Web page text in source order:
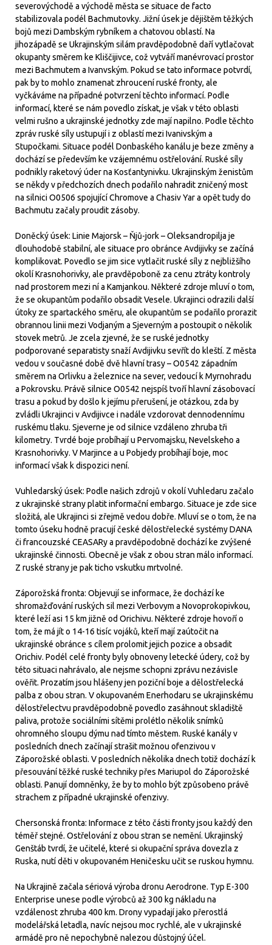
severovýchodě a východě města se situace de facto
stabilizovala podél Bachmutovky. Jižní úsek je dějištěm těžkých
bojů mezi Dambským rybníkem a chatovou oblastí. Na
jihozápadě se Ukrajinským silám pravděpodobně daří vytlačovat
okupanty směrem ke Kliščijivce, což vytváří manévrovací prostor
mezi Bachmutem a Ivanvským. Pokud se tato informace potvrdí,
pak by to mohlo znamenat zhroucení ruské fronty, ale
vyčkáváme na případné potvrzení těchto informací. Podle
informací, které se nám povedlo získat, je však v této oblasti
velmi rušno a ukrajinské jednotky zde mají napilno. Podle těchto
zpráv ruské síly ustupují i z oblastí mezi Ivanivským a
Stupočkami. Situace podél Donbaského kanálu je beze změny a
dochází se především ke vzájemnému ostřelování. Ruské síly
podnikly raketový úder na Kosťantynivku. Ukrajinským ženistům
se někdy v předchozích dnech podařilo nahradit zničený most
na silnici O0506 spojující Chromove a Chasiv Yar a opět tudy do
Bachmutu začaly proudit zásoby.
Doněcký úsek: Linie Majorsk – Ňjů-jork – Oleksandropilja je
dlouhodobě stabilní, ale situace pro obránce Avdijivky se začíná
komplikovat. Povedlo se jim sice vytlačit ruské síly z nejbližšího
okolí Krasnohorivky, ale pravděpoboně za cenu ztráty kontroly
nad prostorem mezi ní a Kamjankou. Některé zdroje mluví o tom,
že se okupantům podařilo obsadit Vesele. Ukrajinci odrazili další
útoky ze spartackého směru, ale okupantům se podařilo prorazit
obrannou linii mezi Vodjaným a Sjeverným a postoupit o několik
stovek metrů. Je zcela zjevné, že se ruské jednotky
podporované separatisty snaží Avdijivku sevřít do kleští. Z města
vedou v současné době dvě hlavní trasy – O0542 západním
směrem na Orlivku a železnice na sever, vedoucí k Myrnohradu
a Pokrovsku. Právě silnice O0542 nejspíš tvoří hlavní zásobovací
trasu a pokud by došlo k jejímu přerušení, je otázkou, zda by
zvládli Ukrajinci v Avdijivce i nadále vzdorovat dennodennímu
ruskému tlaku. Sjeverne je od silnice vzdáleno zhruba tři
kilometry. Tvrdé boje probíhají u Pervomajsku, Nevelskeho a
Krasnohorivky. V Marjince a u Pobjedy probíhají boje, moc
informací však k dispozici není.
Vuhledarský úsek: Podle našich zdrojů v okolí Vuhledaru začalo
z ukrajinské strany platit informační embargo. Situace je zde sice
složitá, ale Ukrajinci si zřejmě vedou dobře. Mluví se o tom, že na
tomto úseku hodně pracují české dělostřelecké systémy DANA
či francouzské CEASARy a pravděpodobně dochází ke zvýšené
ukrajinské činnosti. Obecně je však z obou stran málo informací.
Z ruské strany je pak ticho vskutku mrtvolné.
Záporožská fronta: Objevují se informace, že dochází ke
shromažďování ruských sil mezi Verbovym a Novoprokopivkou,
které leží asi 15 km jižně od Orichivu. Některé zdroje hovoří o
tom, že má jít o 14-16 tisíc vojáků, kteří mají zaútočit na
ukrajinské obránce s cílem prolomit jejich pozice a obsadit
Orichiv. Podél celé fronty byly obnoveny letecké údery, což by
této situaci nahrávalo, ale nejsme schopni zprávu nezávisle
ověřit. Prozatím jsou hlášeny jen poziční boje a dělostřelecká
palba z obou stran. V okupovaném Enerhodaru se ukrajinskému
dělostřelectvu pravděpodobně povedlo zasáhnout skladiště
paliva, protože sociálními sítěmi prolétlo několik snímků
ohromného sloupu dýmu nad tímto městem. Ruské kanály v
posledních dnech začínají strašit možnou ofenzivou v
Záporožské oblasti. V posledních několika dnech totiž dochází k
přesouvání těžké ruské techniky přes Mariupol do Záporožské
oblasti. Panují domněnky, že by to mohlo být způsobeno právě
strachem z případné ukrajinské ofenzivy.
Chersonská fronta: Informace z této části fronty jsou každý den
téměř stejné. Ostřelování z obou stran se nemění. Ukrajinský
Genštáb tvrdí, že učitelé, které si okupační správa dovezla z
Ruska, nutí děti v okupovaném Heničesku učit se ruskou hymnu.
Na Ukrajině začala sériová výroba dronu Aerodrone. Typ E-300
Enterprise unese podle výrobců až 300 kg nákladu na
vzdálenost zhruba 400 km. Drony vypadají jako přerostlá
modelářská letadla, navíc nejsou moc rychlé, ale v ukrajinské
armádě pro ně nepochybně nalezou důstojný účel.